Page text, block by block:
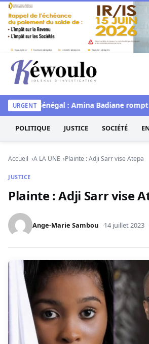
Aller au contenu
Kéwoulo, le premier site
URGENT
Miss Sénégal : Amina Badiane rompt
POLITIQUE JUSTICE SOCIÉTÉ
Accueil A LA UNE Plainte : Adji Sarr vise Atepa
JUSTICE
Plainte : Adji Sarr vise
Ange-Marie Sambou 14 juillet 2023